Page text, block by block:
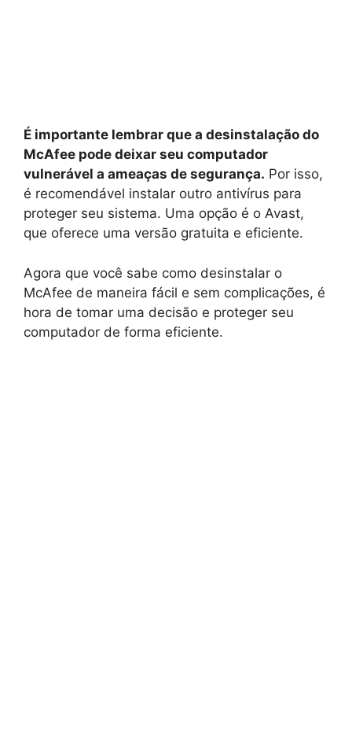
É importante lembrar que a desinstalação do
McAfee pode deixar seu computador
vulnerável a ameaças de segurança. Por isso,
é recomendável instalar outro antivírus para
proteger seu sistema. Uma opção é o Avast,
que oferece uma versão gratuita e eficiente.
Agora que você sabe como desinstalar o
McAfee de maneira fácil e sem complicações, é
hora de tomar uma decisão e proteger seu
computador de forma eficiente.